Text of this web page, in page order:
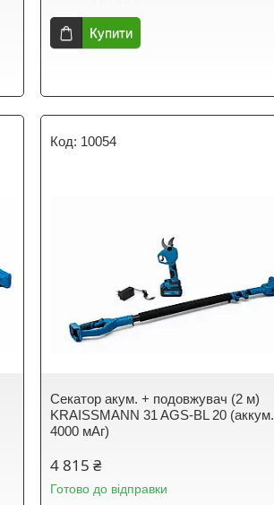
Купити
10054
Секатор акум. + подовжувач (2 м)
KRAISSMANN 31 AGS-BL 20 (аккум.
4000 мАг)
4 815 ₴
Готово до відправки